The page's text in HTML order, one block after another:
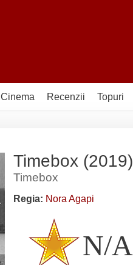
Recenzii Topuri
Timebox (2019)
Timebox
Regia: Nora Agapi
N/A